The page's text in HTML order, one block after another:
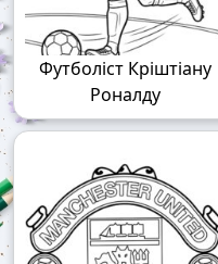
Футболіст Кріштіану
Роналду